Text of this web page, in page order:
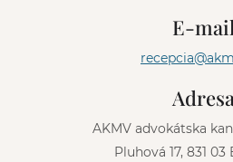
E-
AKMV advokátska
Pluhová 17, 831